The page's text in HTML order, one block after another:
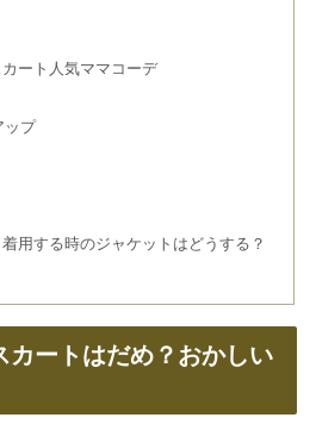
ート人気ママコーデ
ップ
用する時のジャケットはどうする？
カートはだめ？おかしい